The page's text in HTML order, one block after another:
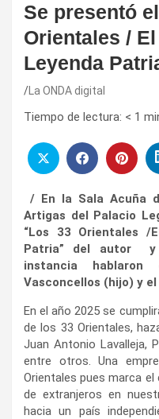
Se presentó
Orientales /
Leyenda
La ONDA digital
Tiempo de lectura: < 1
/ En la Sala Acuña
Artigas del Palacio
“Los 33 Orientales /
Patria” del autor y
instancia
Vasconcellos (hijo) y el
En el año 2025 se
de los 33 Orientales,
Juan Antonio Lavalleja,
entre otros. Una
Orientales pues marca
de extranjeros en
hacia un país